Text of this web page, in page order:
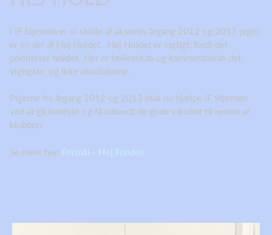
I IF Stjernen er vi stolte af at vores årgang 2012 og 2013 piger
er en del af Hej Holdet. Hej Holdet er vigtigt, fordi det
prioriterer holdet . Her er fællesskab og kammeratskab det
vigtigste, og ikke resultaterne.
Pigerne fra årgang 2012 og 2013 skal nu hjælpe IF Stjernen
ved at gå forreste og få udbredt de gode værdier til resten af
klubben.
Se mere her: Formål - Hej Fonden